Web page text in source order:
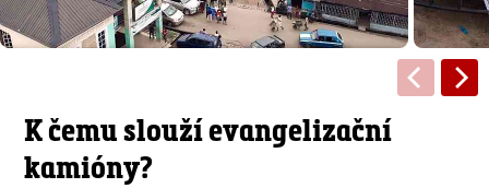
K čemu slouží evangelizační
kamióny?